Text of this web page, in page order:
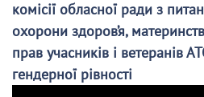
комісії обласної ради з
охорони здоров’я,
прав учасників і ветеранів
гендерної рівності